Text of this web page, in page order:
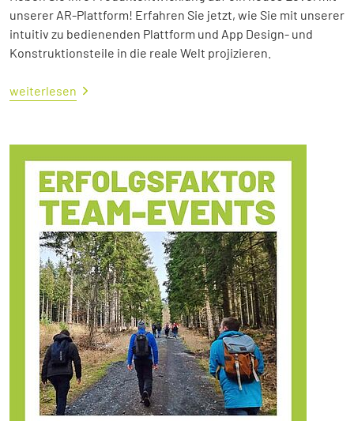
unserer AR-Plattform! Erfahren Sie jetzt, wie Sie mit unserer
intuitiv zu bedienenden Plattform und App Design- und
Konstruktionsteile in die reale Welt projizieren.
weiterlesen